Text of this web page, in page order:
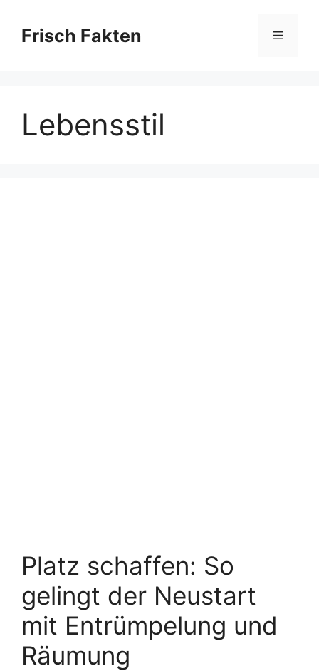
contentFrisch Fakten Menu
Lebensstil
Platz schaffen: So
gelingt der Neustart
mit Entrümpelung und
Räumung